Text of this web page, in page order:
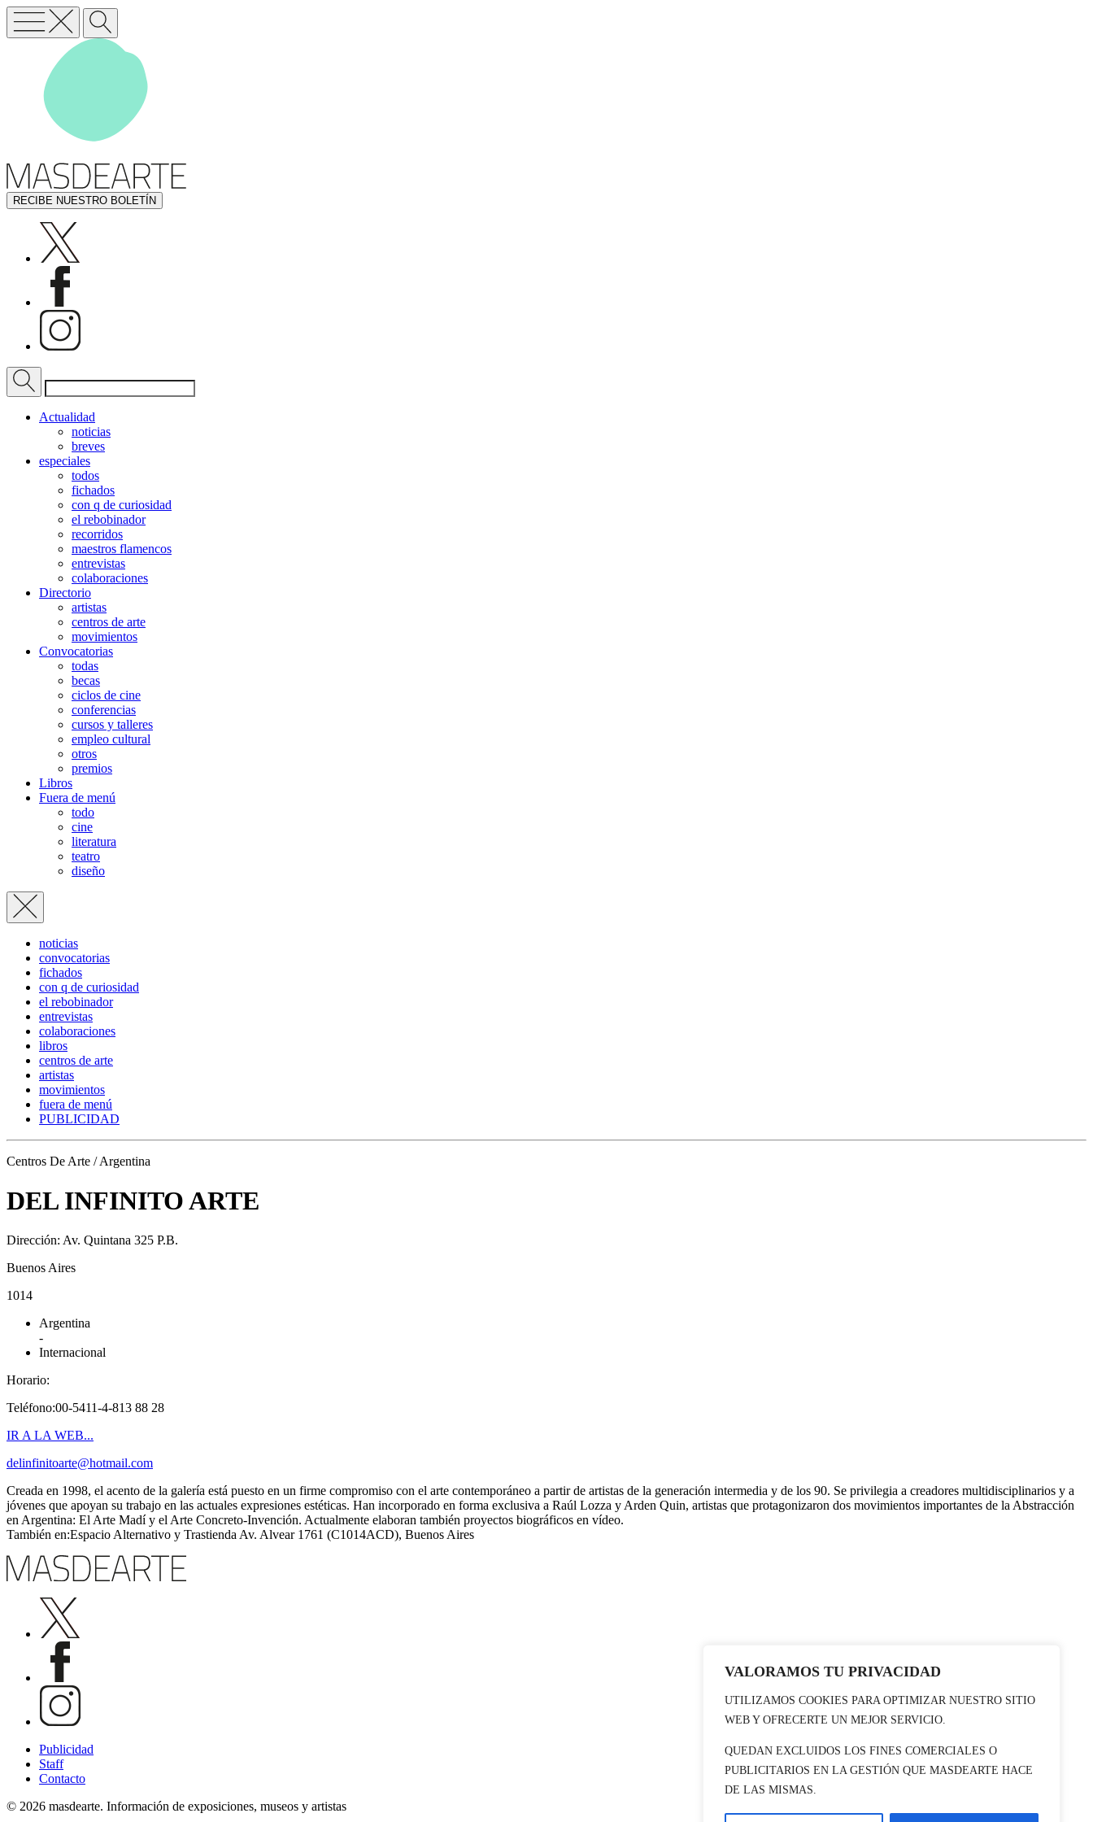
VALORAMOS TU PRIVACIDAD
UTILIZAMOS COOKIES PARA OPTIMIZAR NUESTRO SITIO
WEB Y OFRECERTE UN MEJOR SERVICIO.
QUEDAN EXCLUIDOS LOS FINES COMERCIALES O
PUBLICITARIOS EN LA GESTIÓN QUE MASDEARTE HACE
DE LAS MISMAS.
RECIBE NUESTRO BOLETÍN
Actualidad
noticias
breves
especiales
todos
fichados
con q de curiosidad
el rebobinador
recorridos
maestros flamencos
entrevistas
colaboraciones
Directorio
artistas
centros de arte
movimientos
Convocatorias
todas
becas
ciclos de cine
conferencias
cursos y talleres
empleo cultural
otros
premios
Libros
Fuera de menú
todo
cine
literatura
teatro
diseño
noticias
convocatorias
fichados
con q de curiosidad
el rebobinador
entrevistas
colaboraciones
libros
centros de arte
artistas
movimientos
fuera de menú
PUBLICIDAD
Centros De Arte / Argentina
DEL INFINITO ARTE
Dirección: Av. Quintana 325 P.B.
Buenos Aires
1014
Argentina
-
Internacional
Horario:
Teléfono:00-5411-4-813 88 28
IR A LA WEB...
delinfinitoarte@hotmail.com
Creada en 1998, el acento de la galería está puesto en un firme compromiso con el arte contemporáneo a partir de artistas de la generación intermedia y de los 90. Se privilegia a creadores multidisciplinarios y a
jóvenes que apoyan su trabajo en las actuales expresiones estéticas. Han incorporado en forma exclusiva a Raúl Lozza y Arden Quin, artistas que protagonizaron dos movimientos importantes de la Abstracción
en Argentina: El Arte Madí y el Arte Concreto-Invención. Actualmente elaboran también proyectos biográficos en vídeo.
También en:Espacio Alternativo y Trastienda Av. Alvear 1761 (C1014ACD), Buenos Aires
Publicidad
Staff
Contacto
© 2026 masdearte. Información de exposiciones, museos y artistas